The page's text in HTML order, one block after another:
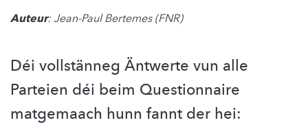
Auteur: Jean-Paul Bertemes (FNR)
Déi vollstänneg Äntwerte vun alle
Parteien déi beim Questionnaire
matgemaach hunn fannt der hei: